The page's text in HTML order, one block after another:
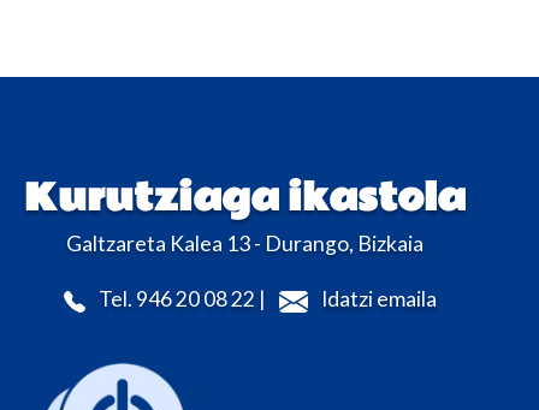
Kurutziaga ikastola
Galtzareta Kalea 13 - Durango, Bizkaia
Tel. 946 20 08 22 | Idatzi emaila